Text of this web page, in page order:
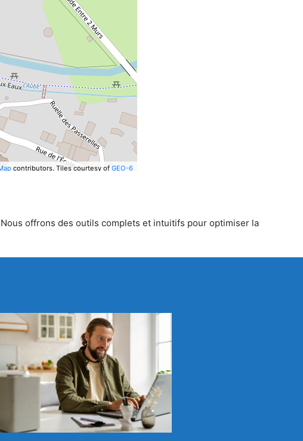
contributors. Tiles courtesy of GEO-6
offrons des outils complets et intuitifs pour optimiser la